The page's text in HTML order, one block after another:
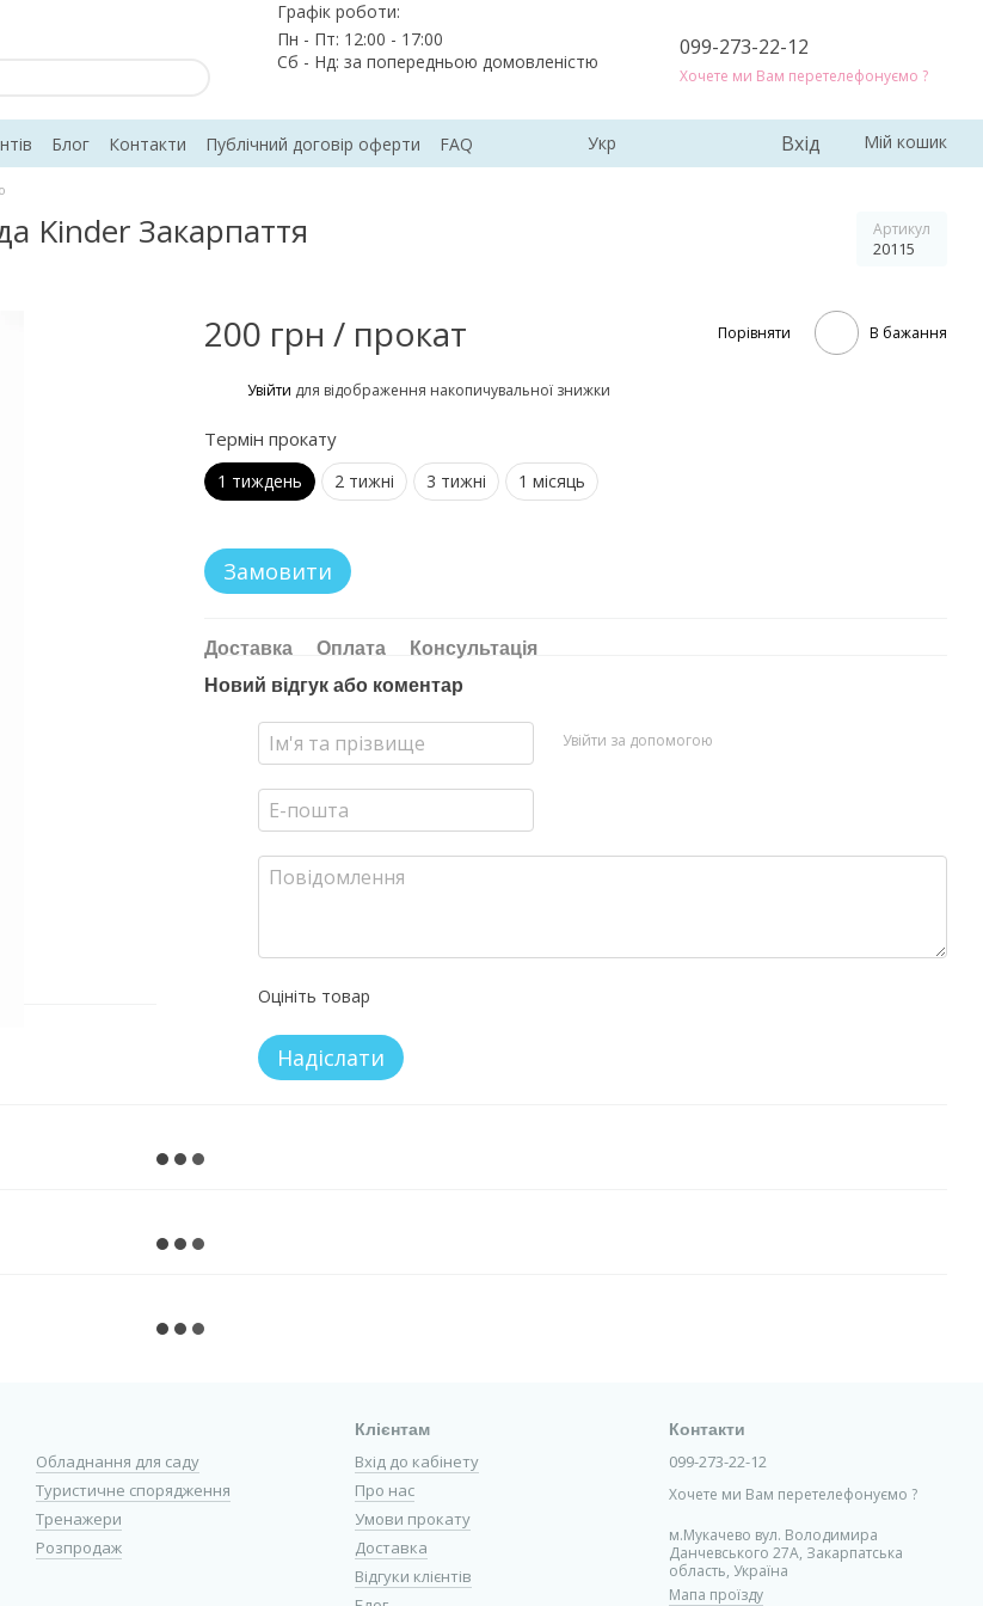
Графік роботи:
Пн - Пт: 12:00 - 17:00
Сб - Нд: за попередньою домовленістю
099-273-22-12
Хочете ми Вам перетелефонуємо ?
Блог Контакти Публічний договір оферти FAQ Укр Вхід Мій кошик
Kinder Закарпаття Артикул
20115
200 грн / прокат Порівняти В бажання
Увійти для відображення накопичувальної знижки
Термін прокату
1 тиждень 2 тижні 3 тижні 1 місяць
Замовити
Доставка Оплата
Консультація
Новий відгук або коментар
Увійти за допомогою
Оцініть товар
Надіслати
Обладнання для саду
Туристичне спорядження
Тренажери
Розпродаж
Клієнтам
Вхід до кабінету
Про нас
Умови прокату
Доставка
Відгуки клієнтів
Контакти
099-273-22-12
Хочете ми Вам перетелефонуємо ?
м.Мукачево вул. Володимира
Данчевського 27А, Закарпатська
область, Україна
Мапа проїзду